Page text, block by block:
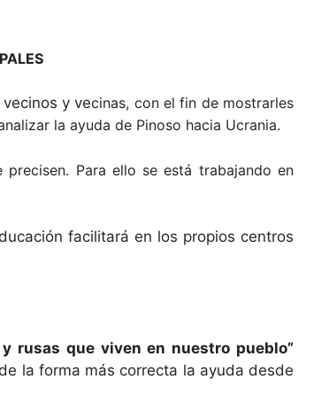
y vecinas, con el fin de mostrarles
la ayuda de Pinoso hacia Ucrania.
Para ello se está trabajando en
facilitará en los propios centros
rusas que viven en nuestro pueblo”
la forma más correcta la ayuda desde